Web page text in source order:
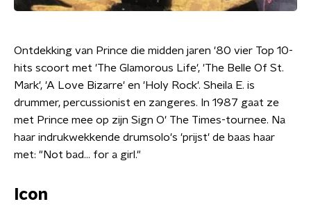
Ontdekking van Prince die midden jaren '80 vier Top 10-
hits scoort met 'The Glamorous Life', 'The Belle Of St.
Mark', 'A Love Bizarre' en 'Holy Rock'. Sheila E. is
drummer, percussionist en zangeres. In 1987 gaat ze
met Prince mee op zijn Sign O' The Times-tournee. Na
haar indrukwekkende drumsolo's 'prijst' de baas haar
met: "Not bad... for a girl."
Icon